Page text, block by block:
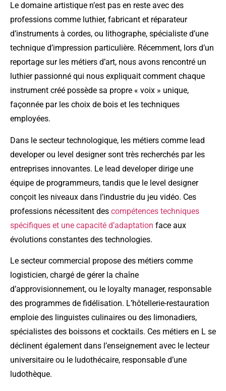
Le domaine artistique n’est pas en reste avec des
professions comme luthier, fabricant et réparateur
d’instruments à cordes, ou lithographe, spécialiste d’une
technique d’impression particulière. Récemment, lors d’un
reportage sur les métiers d’art, nous avons rencontré un
luthier passionné qui nous expliquait comment chaque
instrument créé possède sa propre « voix » unique,
façonnée par les choix de bois et les techniques
employées.
Dans le secteur technologique, les métiers comme lead
developer ou level designer sont très recherchés par les
entreprises innovantes. Le lead developer dirige une
équipe de programmeurs, tandis que le level designer
conçoit les niveaux dans l’industrie du jeu vidéo. Ces
professions nécessitent des compétences techniques
spécifiques et une capacité d’adaptation face aux
évolutions constantes des technologies.
Le secteur commercial propose des métiers comme
logisticien, chargé de gérer la chaîne
d’approvisionnement, ou le loyalty manager, responsable
des programmes de fidélisation. L’hôtellerie-restauration
emploie des linguistes culinaires ou des limonadiers,
spécialistes des boissons et cocktails. Ces métiers en L se
déclinent également dans l’enseignement avec le lecteur
universitaire ou le ludothécaire, responsable d’une
ludothèque.